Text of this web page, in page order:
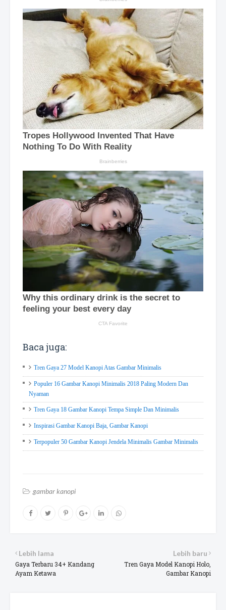
Baca juga:
Tren Gaya 27 Model Kanopi Atas Gambar Minimalis
Populer 16 Gambar Kanopi Minimalis 2018 Paling Modern Dan
Nyaman
Tren Gaya 18 Gambar Kanopi Tempa Simple Dan Minimalis
Inspirasi Gambar Kanopi Baja, Gambar Kanopi
Terpopuler 50 Gambar Kanopi Jendela Minimalis Gambar Minimalis
gambar kanopi
Lebih baru
Tren Gaya Model Kanopi Holo,
Gambar Kanopi
Lebih lama
Gaya Terbaru 34+ Kandang
Ayam Ketawa